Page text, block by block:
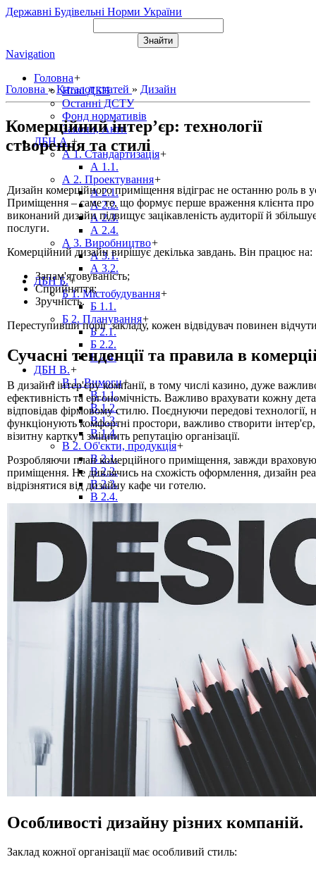
Державні Будівельні Норми України
Navigation
Головна+
Нові ДБН
Останні ДСТУ
Фонд нормативів
Закони, Акти
ДБН А.+
А 1. Стандартизація+
А 1.1.
А 2. Проектування+
А 2.1.
А 2.2.
А 2.3.
А 2.4.
А 3. Виробництво+
А 3.1.
А 3.2.
ДБН Б.+
Б 1. Містобудування+
Б 1.1.
Б 2. Планування+
Б 2.1.
Б 2.2.
Б 2.4.
ДБН В.+
В 1. Вимоги+
В 1.1.
В 1.2.
В 1.3.
В 1.4.
В 2. Об'єкти, продукція+
В 2.1.
В 2.2.
В 2.3.
В 2.4.
В 2.5.
В 2.6.
В 2.8.
В 3. Експлуатація, ремонт
В 3.1.
В 3.2.
ДБН Г.+
Г 1. Рекомендації
Д 1. Нормування
Д 1.1.
Д 1.2.
Д 2. Кошториси
Абетка
Головна » Каталог статей » Дизайн
Комерційний інтер’єр: технології
створення та стилі
Дизайн комерційного приміщення відіграє не останню роль в
Приміщення – саме те, що формує перше враження клієнта
виконаний дизайн підвищує зацікавленість аудиторії й
послуги.
Комерційний дизайн вирішує декілька завдань. Він працює на:
Запам'ятовуваність;
Сприйняття;
Зручність.
Переступивши поріг закладу, кожен відвідувач повинен
Сучасні тенденції та правила в
В дизайні інтер'єру компанії, в тому числі казино, дуже
ефективність та ергономічність. Важливо врахувати кожну
відповідав фірмовому стилю. Поєднуючи передові технології,
функціонують комфортні простори, важливо створити
візитну картку і зміцнить репутацію організації.
Розробляючи план комерційного приміщення, завжди
приміщення. Не дивлячись на схожість оформлення, дизайн
відрізнятися від дизайну кафе чи готелю.
Особливості дизайну різних компаній.
Заклад кожної організації має особливий стиль: